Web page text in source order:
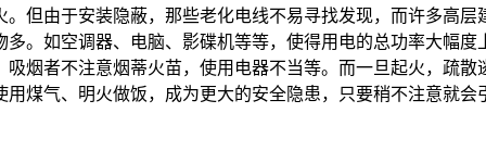
但由于安装隐蔽，那些老化电线不易寻找发现，而许多高
。如空调器、电脑、影碟机等等，使得用电的总功率大幅
烟者不注意烟蒂火苗，使用电器不当等。而一旦起火，疏
煤气、明火做饭，成为更大的安全隐患，只要稍不注意就会